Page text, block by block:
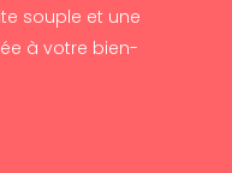
souple et une
à votre bien-